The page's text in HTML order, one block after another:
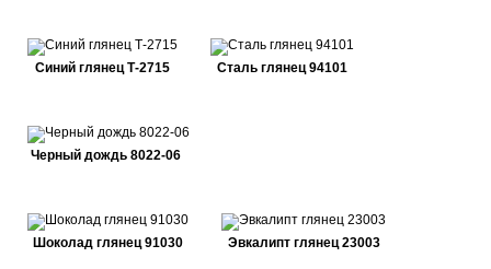
Синий глянец Т-2715 Сталь глянец 94101
Черный дождь 8022-06
Шоколад глянец 91030 Эвкалипт глянец 23003